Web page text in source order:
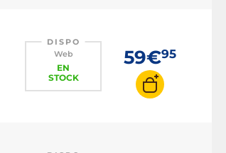
DISPO
Web
EN
STOCK
59€95